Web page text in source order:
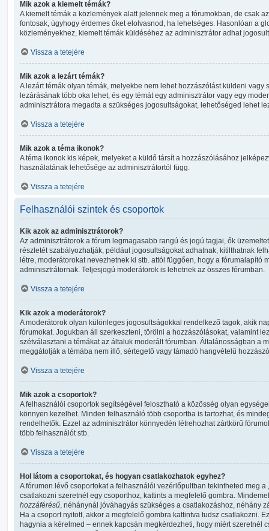
Mik azok a kiemelt témák?
A kiemelt témák a közlemények alatt jelennek meg a fórumokban, de csak
fontosak, úgyhogy érdemes őket elolvasnod, ha lehetséges. Hasonlóan a
közleményekhez, kiemelt témák küldéséhez az adminisztrátor adhat
Vissza a tetejére
Mik azok a lezárt témák?
A lezárt témák olyan témák, melyekbe nem lehet hozzászólást küldeni vagy
lezárásának több oka lehet, és egy témát egy adminisztrátor vagy egy
adminisztrátora megadta a szükséges jogosultságokat, lehetőséged lehet
Vissza a tetejére
Mik azok a téma ikonok?
A téma ikonok kis képek, melyeket a küldő társít a hozzászólásához
használatának lehetősége az adminisztrátortól függ.
Vissza a tetejére
Felhasználói szintek és csoportok
Kik azok az adminisztrátorok?
Az adminisztrátorok a fórum legmagasabb rangú és jogú tagjai, ők
részletét szabályozhatják, például jogosultságokat adhatnak, kitilthatnak
létre, moderátorokat nevezhetnek ki stb. attól függően, hogy a fórumalapító
adminisztrátornak. Teljesjogú moderátorok is lehetnek az összes fórumban.
Vissza a tetejére
Kik azok a moderátorok?
A moderátorok olyan különleges jogosultságokkal rendelkező tagok, akik
fórumokat. Jogukban áll szerkeszteni, törölni a hozzászólásokat, valamint
szétválasztani a témákat az általuk moderált fórumban. Általánosságban a
meggátolják a témába nem illő, sértegető vagy támadó hangvételű
Vissza a tetejére
Mik azok a csoportok?
A felhasználói csoportok segítségével felosztható a közösség olyan
könnyen kezelhet. Minden felhasználó több csoportba is tartozhat, és
rendelhetők. Ezzel az adminisztrátor könnyedén létrehozhat zártkörű
több felhasználót stb.
Vissza a tetejére
Hol látom a csoportokat, és hogyan csatlakozhatok egyhez?
A fórumon lévő csoportokat a felhasználói vezérlőpultban tekintheted meg a
csatlakozni szeretnél egy csoporthoz, kattints a megfelelő gombra.
hozzáférésű, néhánynál jóváhagyás szükséges a csatlakozáshoz, néhány
Ha a csoport nyitott, akkor a megfelelő gombra kattintva tudsz csatlakozni.
hagynia a kérelmed – ennek kapcsán megkérdezheti, hogy miért szeretnél